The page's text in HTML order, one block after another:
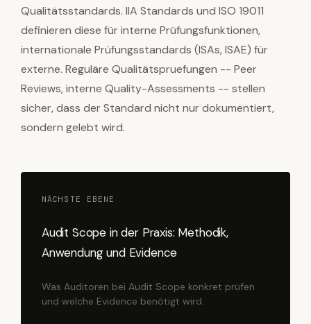
Qualitätsstandards. IIA Standards und ISO 19011
definieren diese für interne Prüfungsfunktionen,
internationale Prüfungsstandards (ISAs, ISAE) für
externe. Reguläre Qualitätspruefungen -- Peer
Reviews, interne Quality-Assessments -- stellen
sicher, dass der Standard nicht nur dokumentiert,
sondern gelebt wird.
NÄCHSTE EBENE
Audit Scope in der Praxis: Methodik,
Anwendung und Evidence
Was Auditoren bei Audit Scope konkret prüfen
und welche Evidence benötigt wird.